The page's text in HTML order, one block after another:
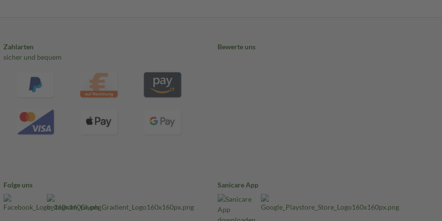
Zahlarten
sicher und bequem
Bewerte uns
Folge uns Sanicare App